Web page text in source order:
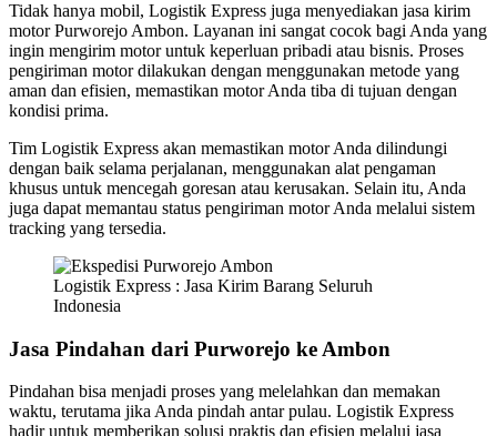
Tidak hanya mobil, Logistik Express juga menyediakan jasa kirim
motor Purworejo Ambon. Layanan ini sangat cocok bagi Anda yang
ingin mengirim motor untuk keperluan pribadi atau bisnis. Proses
pengiriman motor dilakukan dengan menggunakan metode yang
aman dan efisien, memastikan motor Anda tiba di tujuan dengan
kondisi prima.
Tim Logistik Express akan memastikan motor Anda dilindungi
dengan baik selama perjalanan, menggunakan alat pengaman
khusus untuk mencegah goresan atau kerusakan. Selain itu, Anda
juga dapat memantau status pengiriman motor Anda melalui sistem
tracking yang tersedia.
Logistik Express : Jasa Kirim Barang Seluruh
Indonesia
Jasa Pindahan dari Purworejo ke Ambon
Pindahan bisa menjadi proses yang melelahkan dan memakan
waktu, terutama jika Anda pindah antar pulau. Logistik Express
hadir untuk memberikan solusi praktis dan efisien melalui jasa